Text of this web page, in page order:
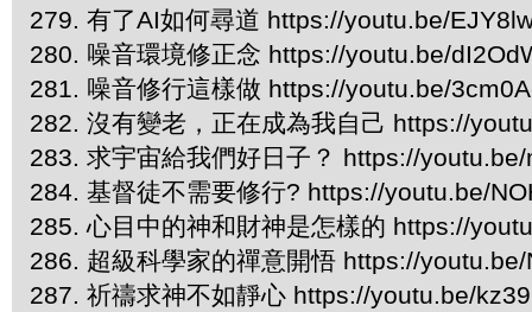
279. 有了AI如何尋道 https://youtu.be/
280. 噪音環境修正念 https://youtu.be/
281. 噪音修行這樣做 https://youtu.be/
282. 沒有變老，正在成為我自己 https://
283. 求宇宙給我們好日子？ https://
284. 基督徒不需要修行? https://youtu.be/
285. 心目中的神和財神是怎樣的 https://
286. 超級科學家的禪意開悟 https://youtu.be/
287. 祈禱求神不如靜心 https://youtu.be/